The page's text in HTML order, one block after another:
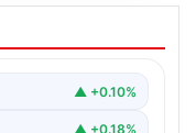
TV
Gözaltında
sektöründe
▲ +0.10%
▲ +0.18%